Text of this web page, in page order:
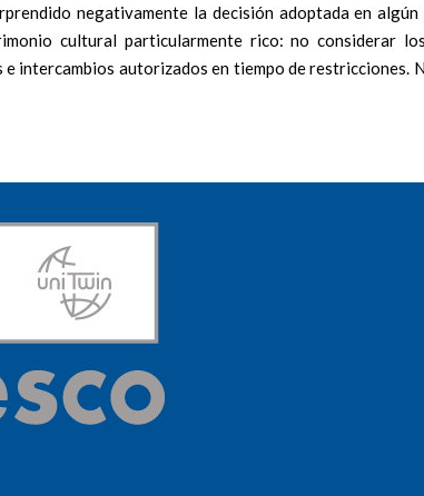
negativamente la decisión adoptada en
cultural particularmente rico: no considerar
intercambios autorizados en tiempo de restricciones.